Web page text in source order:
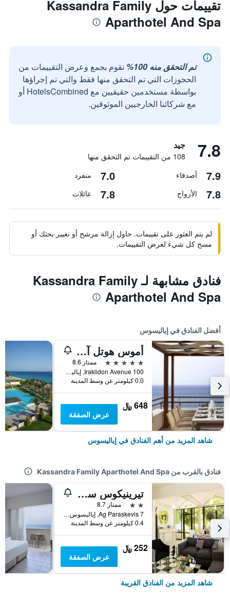
تقييمات حول Kassandra Family
Aparthotel And Spa
تم التحقق منه 100%
نقوم بجمع وعرض التقييمات من
الحجوزات التي تم التحقق منها فقط والتي تم إجراؤها
بواسطة مستخدمين حقيقيين مع HotelsCombined أو
مع شركائنا الخارجيين الموثوقين.
7.8 جيد
108 من التقييمات تم التحقق منها
7.9 أصدقاء 7.0 منفرد
7.8 الأزواج 7.8 عائلات
لم يتم العثور على تقييمات. حاول إزالة مرشح أو تغيير بحثك أو
مسح كل شيء لعرض التقييمات.
فنادق مشابهة لـ Kassandra Family
Aparthotel And Spa
أفضل الفنادق في إياليسوس
أموس هوتل آند سبا
5 نجوم
ممتاز 8.6
100 Iraklidon Avenue, إياليسوس, اليونان
0.0 كيلومتر عن وسط المدينة
648 ﷼
عرض الصفقة
شاهد المزيد من أهم الفنادق في إياليسوس
فنادق بالقرب من Kassandra Family Aparthotel And Spa
تيرينيكوس سني جاردن هوتل آند جونيور سويتس
2 نجمتين
ممتاز 8.7
7 Ag Paraskevis, إياليسوس, اليونان
0.4 كيلومتر عن وسط المدينة
252 ﷼
عرض الصفقة
شاهد المزيد من الفنادق القريبة